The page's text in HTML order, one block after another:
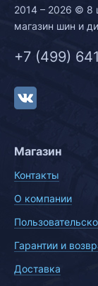
2014 – 2026 © 8
магазин шин и
+7 (499)
Магазин
Контакты
О компании
Гарантии и
Доставка